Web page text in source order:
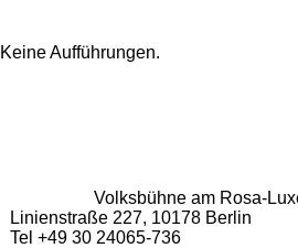
Keine Aufführungen.
Volksbühne am Rosa-
Linienstraße 227, 10178 Berlin
Tel +49 30 24065-736